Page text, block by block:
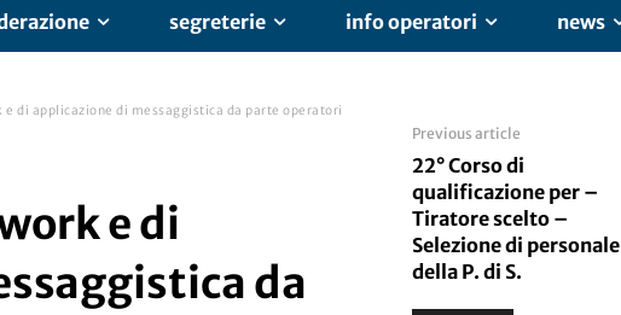
segreterie info operatori news
e di applicazione di messaggistica da parte operatori
e di
da
Previous article
22° Corso di
qualificazione per –
Tiratore scelto –
Selezione di personale
della P. di S.